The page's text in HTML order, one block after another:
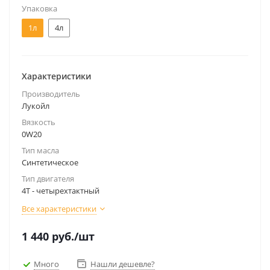
Упаковка
1л
4л
Характеристики
Производитель
Лукойл
Вязкость
0W20
Тип масла
Синтетическое
Тип двигателя
4Т - четырехтактный
Все характеристики
1 440 руб./шт
Много Нашли дешевле?